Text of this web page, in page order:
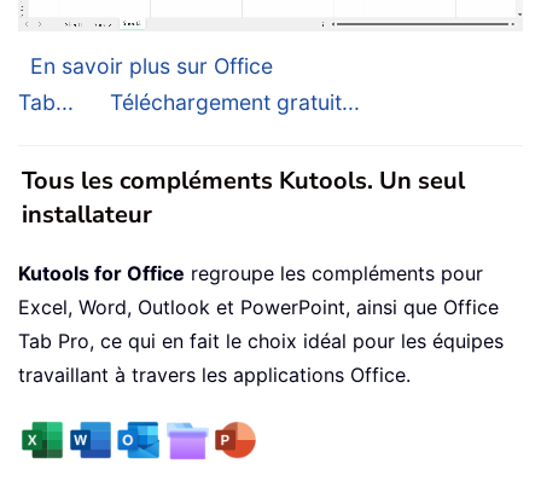
En savoir plus sur Office
Tab...
Téléchargement gratuit...
Tous les compléments Kutools. Un seul
installateur
Kutools for Office regroupe les compléments pour
Excel, Word, Outlook et PowerPoint, ainsi que Office
Tab Pro, ce qui en fait le choix idéal pour les équipes
travaillant à travers les applications Office.